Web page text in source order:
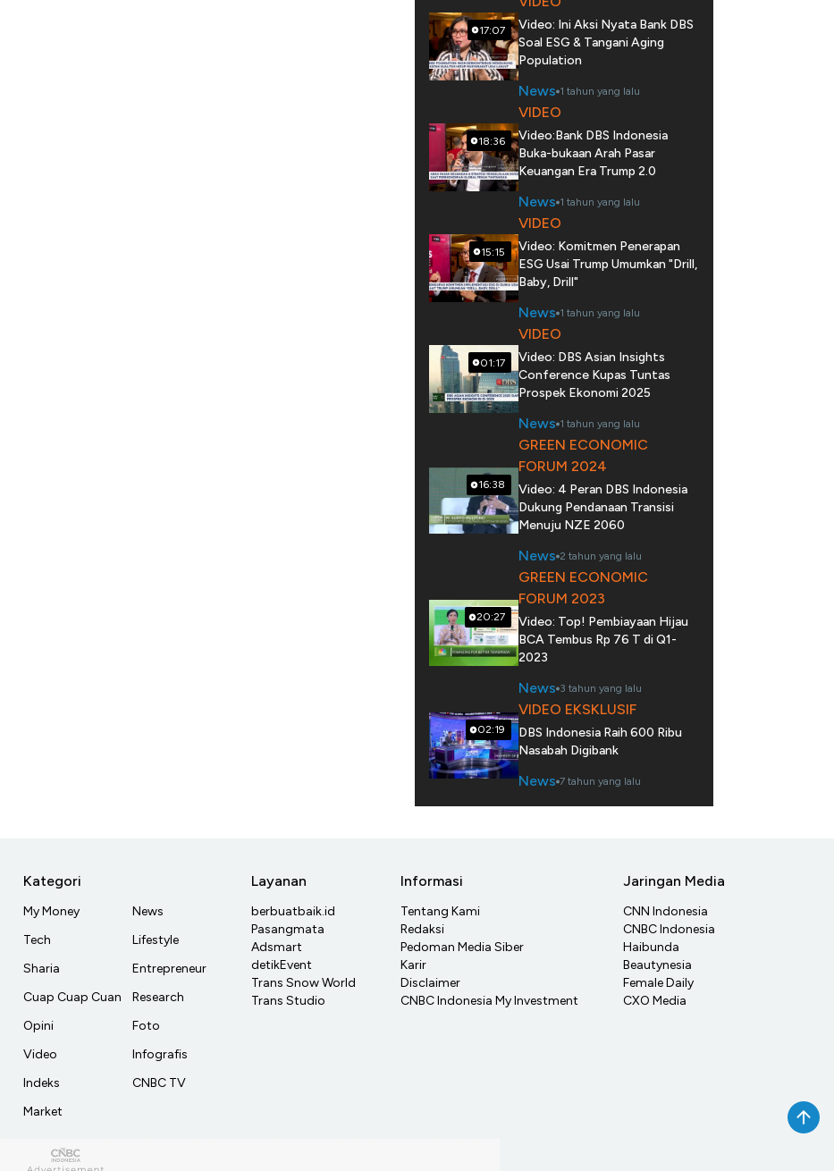
17:07
Video: Ini Aksi Nyata Bank DBS
Soal ESG & Tangani Aging
Population
News 1 tahun yang lalu
18:36
VIDEO
Video:Bank DBS Indonesia
Buka-bukaan Arah Pasar
Keuangan Era Trump 2.0
News 1 tahun yang lalu
15:15
VIDEO
Video: Komitmen Penerapan
ESG Usai Trump Umumkan "Drill,
Baby, Drill"
News 1 tahun yang lalu
01:17
VIDEO
Video: DBS Asian Insights
Conference Kupas Tuntas
Prospek Ekonomi 2025
News 1 tahun yang lalu
16:38
GREEN ECONOMIC
FORUM 2024
Video: 4 Peran DBS Indonesia
Dukung Pendanaan Transisi
Menuju NZE 2060
News 2 tahun yang lalu
20:27
GREEN ECONOMIC
FORUM 2023
Video: Top! Pembiayaan Hijau
BCA Tembus Rp 76 T di Q1-
2023
News 3 tahun yang lalu
02:19
VIDEO EKSKLUSIF
DBS Indonesia Raih 600 Ribu
Nasabah Digibank
News 7 tahun yang lalu
Kategori
My Money
Tech
Sharia
Cuap Cuap Cuan
Opini
Video
Indeks
Market
News
Lifestyle
Entrepreneur
Research
Foto
Infografis
CNBC TV
Layanan
berbuatbaik.id
Pasangmata
Adsmart
detikEvent
Trans Snow World
Trans Studio
Informasi
Tentang Kami
Redaksi
Pedoman Media Siber
Karir
Disclaimer
CNBC Indonesia My Investment
Jaringan Media
CNN Indonesia
CNBC Indonesia
Haibunda
Beautynesia
Female Daily
CXO Media